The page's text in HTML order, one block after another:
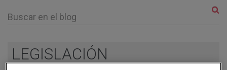
TU SALUD
LEGISLACIÓN